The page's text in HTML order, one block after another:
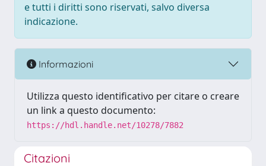
e tutti i diritti sono riservati, salvo diversa
indicazione.
Informazioni
Utilizza questo identificativo per citare o creare
un link a questo documento:
https://hdl.handle.net/10278/7882
Citazioni